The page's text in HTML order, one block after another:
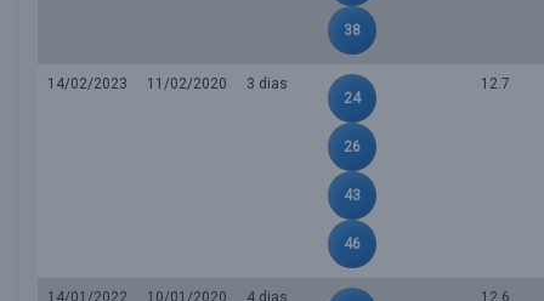
38
14/02/2023 11/02/2020
3 dias
24
26
43
46
12.7
14/01/2022 10/01/2020
4 dias
12.6